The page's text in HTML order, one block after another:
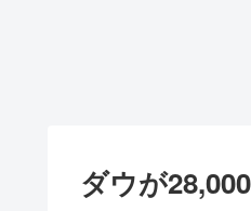
ダウが